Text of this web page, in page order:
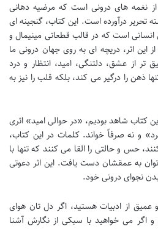
نغمه های درونی است که مرضیه دهانی
تحریر درآورده است. این کتاب، گنجینه ای
است که در قالب قطعاتی مینیمال و
این اثر، دریچه ای به روی جهان درونی ما
از عشق، دلتنگی، امید، انتظار و درد
ذهن را درگیر می کند، بلکه قلب را نیز به
کتاب شاهد بودیم، «در حوالی امید» اثری
و نه صرفاً خواند. کلمات در این کتاب،
حس و حالتی را القا می کنند که تنها با
به عمقشان دست یافت. این اثر دعوتی
نجوای درونی خود.
عمیق از ادبیات هستید، اگر دل تان هوای
اگر می خواهید با سبکی از نگارش آشنا